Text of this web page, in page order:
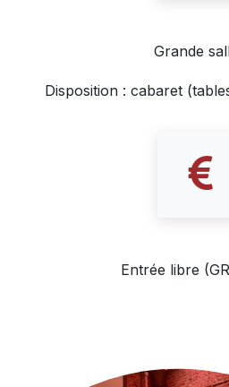
Grande
Disposition : cabaret
Entrée libre